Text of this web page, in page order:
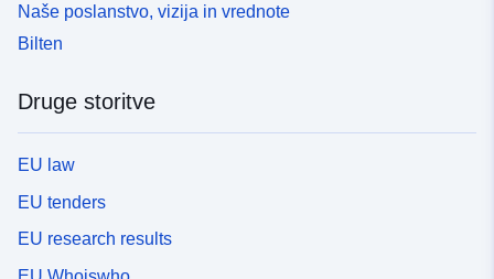
Naše poslanstvo, vizija in vrednote
Bilten
Druge storitve
EU law
EU tenders
EU research results